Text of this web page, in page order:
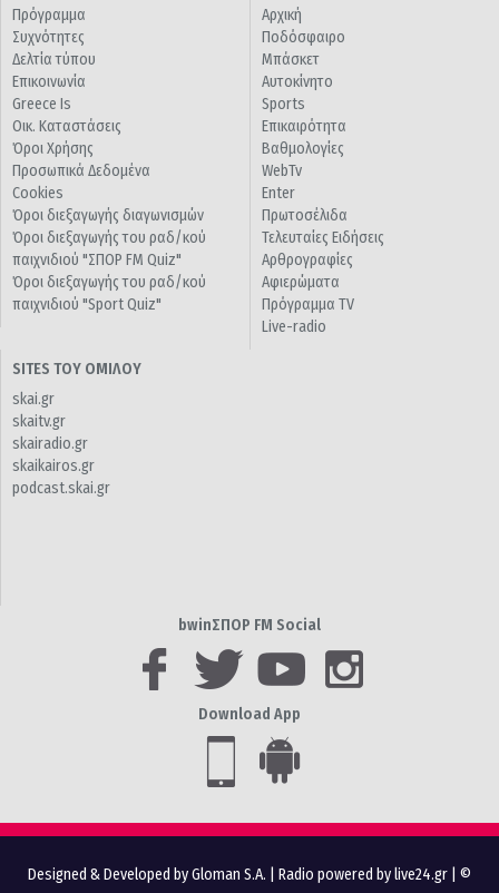
Πρόγραμμα
Συχνότητες
Δελτία τύπου
Επικοινωνία
Greece Is
Οικ. Καταστάσεις
Όροι Χρήσης
Προσωπικά Δεδομένα
Cookies
Όροι διεξαγωγής διαγωνισμών
Όροι διεξαγωγής του ραδ/κού
παιχνιδιού "ΣΠΟΡ FM Quiz"
Όροι διεξαγωγής του ραδ/κού
παιχνιδιού "Sport Quiz"
Αρχική
Ποδόσφαιρο
Μπάσκετ
Αυτοκίνητο
Sports
Επικαιρότητα
Βαθμολογίες
WebTv
Enter
Πρωτοσέλιδα
Τελευταίες Ειδήσεις
Αρθρογραφίες
Αφιερώματα
Πρόγραμμα TV
Live-radio
SITES ΤΟΥ ΟΜΙΛΟΥ
skai.gr
skaitv.gr
skairadio.gr
skaikairos.gr
podcast.skai.gr
bwinΣΠΟΡ FM Social
Download App
Designed & Developed by Gloman S.A. Radio powered by live24.gr | ©